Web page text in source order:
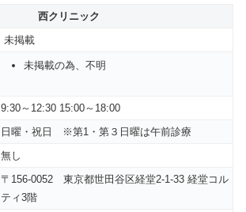
西クリニック
未掲載
未掲載の為、不明
9:30～12:30 15:00～18:00
日曜・祝日 ※第1・第３日曜は午前診療
無し
〒156-0052 東京都世田谷区経堂2-1-33 経堂コル
ティ3階